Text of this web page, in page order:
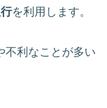
を利用します。
不利なことが多い